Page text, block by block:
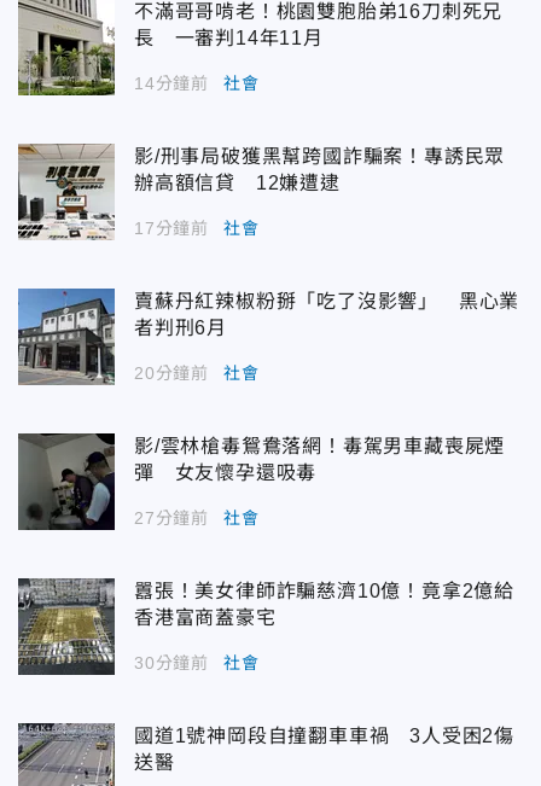
不滿哥哥啃老！桃園雙胞胎弟16刀刺死兄
長 一審判14年11月
14分鐘前 社會
影/刑事局破獲黑幫跨國詐騙案！專誘民眾
辦高額信貸 12嫌遭逮
17分鐘前 社會
賣蘇丹紅辣椒粉掰「吃了沒影響」 黑心業
者判刑6月
20分鐘前 社會
影/雲林槍毒鴛鴦落網！毒駕男車藏喪屍煙
彈 女友懷孕還吸毒
27分鐘前 社會
囂張！美女律師詐騙慈濟10億！竟拿2億給
香港富商蓋豪宅
30分鐘前 社會
國道1號神岡段自撞翻車車禍 3人受困2傷
送醫